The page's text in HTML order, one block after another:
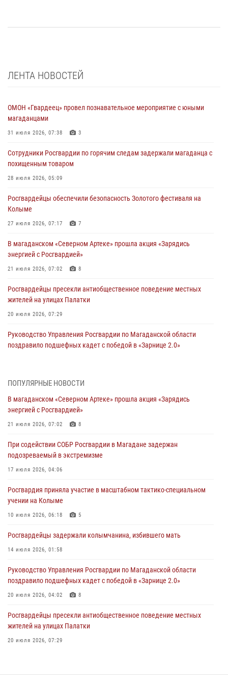
ЛЕНТА НОВОСТЕЙ
ОМОН «Гвардеец» провел познавательное мероприятие с юными
магаданцами
31 июля 2026, 07:38 3
Сотрудники Росгвардии по горячим следам задержали магаданца с
похищенным товаром
28 июля 2026, 05:09
Росгвардейцы обеспечили безопасность Золотого фестиваля на
Колыме
27 июля 2026, 07:17 7
В магаданском «Северном Артеке» прошла акция «Зарядись
энергией с Росгвардией»
21 июля 2026, 07:02 8
Росгвардейцы пресекли антиобщественное поведение местных
жителей на улицах Палатки
20 июля 2026, 07:29
Руководство Управления Росгвардии по Магаданской области
поздравило подшефных кадет с победой в «Зарнице 2.0»
При содействии СОБР Росгвардии в Магадане задержан
17 июля 2026, 04:06
«Каникулы с Росгвардией» продолжаются на Колыме
Начальник Главного штаба – первый заместитель директора
Росгвардии Герой России генерал-полковник Сергей Бойко
15 июля 2026, 06:21
Кинологический тандем из Магадана завоевал бронзу на
15 июля 2026, 04:34
ПОПУЛЯРНЫЕ НОВОСТИ
В магаданском «Северном Артеке» прошла акция «Зарядись
энергией с Росгвардией»
21 июля 2026, 07:02 8
При содействии СОБР Росгвардии в Магадане задержан
подозреваемый в экстремизме
17 июля 2026, 04:06
Росгвардия приняла участие в масштабном тактико-специальном
учении на Колыме
10 июля 2026, 06:18 5
Росгвардейцы задержали колымчанина, избившего мать
14 июля 2026, 01:58
Руководство Управления Росгвардии по Магаданской области
поздравило подшефных кадет с победой в «Зарнице 2.0»
20 июля 2026, 04:02 8
Росгвардейцы пресекли антиобщественное поведение местных
жителей на улицах Палатки
20 июля 2026, 07:29
16 июля 2026, 03:27 6